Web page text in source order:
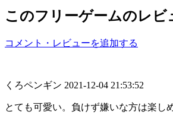
このフリーゲームのレビ
コメント・レビューを追加する
くろペンギン 2021-12-04 21:53:52
とても可愛い。負けず嫌いな方は楽し